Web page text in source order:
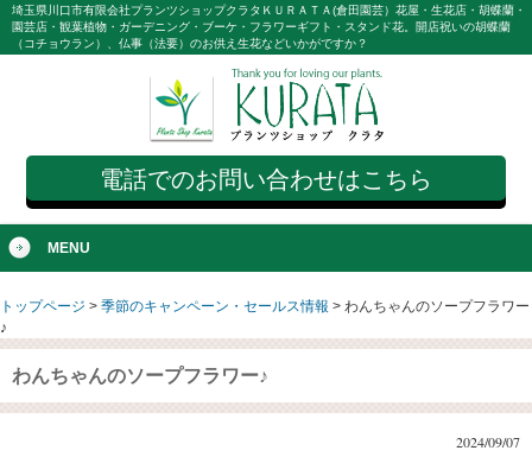
埼玉県川口市有限会社プランツショップクラタＫＵＲＡＴＡ(倉田園芸）花屋・生花店・胡蝶蘭・
園芸店・観葉植物・ガーデニング・ブーケ・フラワーギフト・スタンド花。開店祝いの胡蝶蘭
（コチョウラン）、仏事（法要）のお供え生花などいかがですか？
電話でのお問い合わせはこちら
MENU
トップページ > 季節のキャンペーン・セールス情報 > わんちゃんのソープフラワー
♪
わんちゃんのソープフラワー♪
2024/09/07